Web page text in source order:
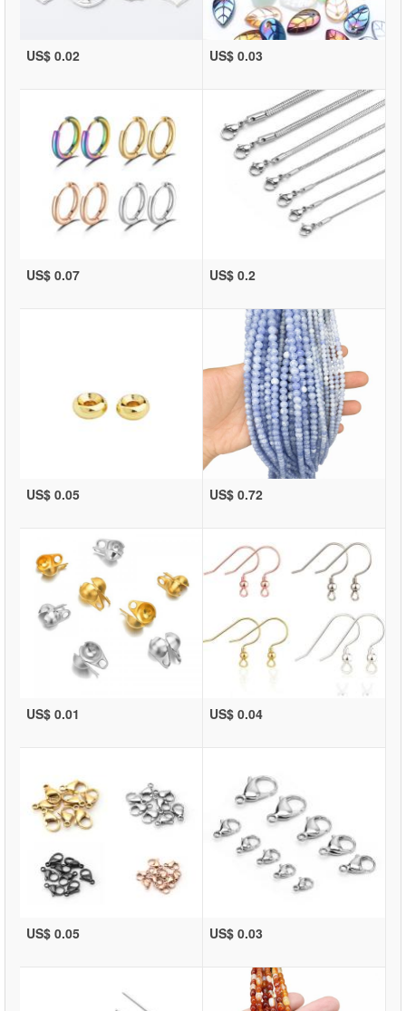
US$ 0.02 US$ 0.03
US$ 0.07 US$ 0.2
US$ 0.05 US$ 0.72
US$ 0.01 US$ 0.04
US$ 0.05 US$ 0.03